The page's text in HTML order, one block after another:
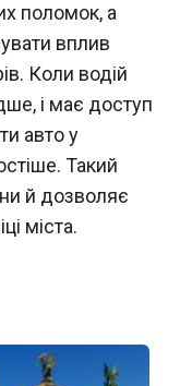
поломок, а
вплив
Коли водій
і має доступ
авто у
Такий
й дозволяє
міста.